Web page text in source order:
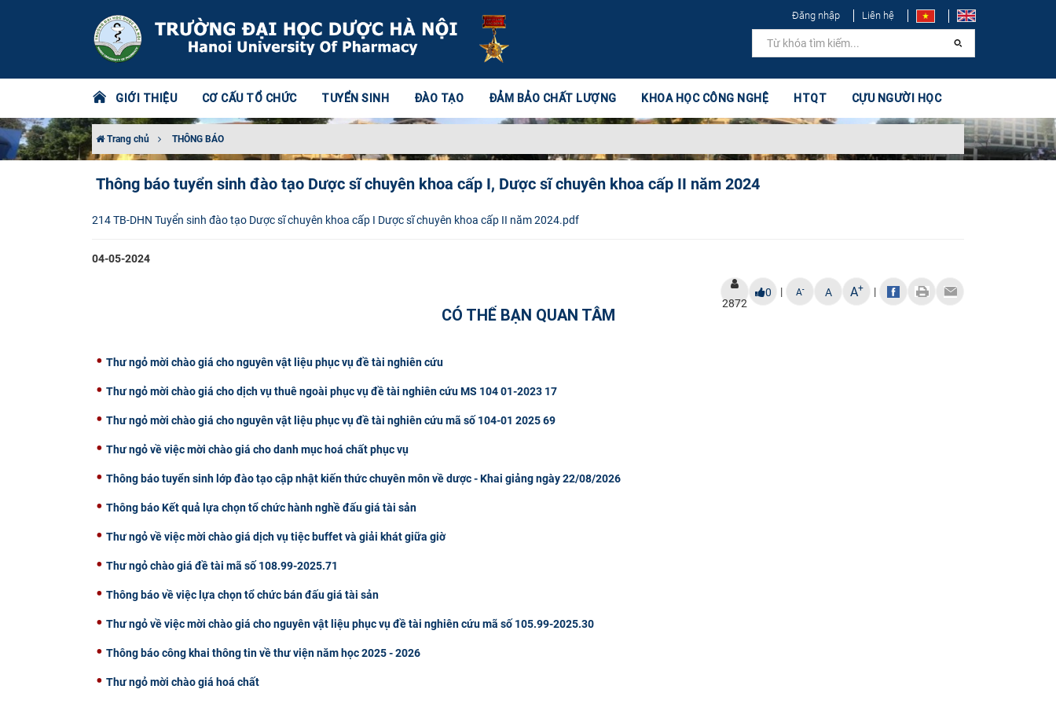
Đăng nhập Liên hệ
GIỚI THIỆU CƠ CẤU TỔ CHỨC TUYỂN SINH ĐÀO TẠO ĐẢM BẢO CHẤT LƯỢNG KHOA HỌC CÔNG NGHỆ HTQT CỰU NGƯỜI HỌC
Trang chủ THÔNG BÁO
Thông báo tuyển sinh đào tạo Dược sĩ chuyên khoa cấp I, Dược sĩ chuyên khoa cấp II năm 2024
214 TB-DHN Tuyển sinh đào tạo Dược sĩ chuyên khoa cấp I Dược sĩ chuyên khoa cấp II năm 2024.pdf
04-05-2024
2872
0 | A- A A+ |
CÓ THỂ BẠN QUAN TÂM
Thư ngỏ mời chào giá cho nguyên vật liệu phục vụ đề tài nghiên cứu
Thư ngỏ mời chào giá cho dịch vụ thuê ngoài phục vụ đề tài nghiên cứu MS 104 01-2023 17
Thư ngỏ mời chào giá cho nguyên vật liệu phục vụ đề tài nghiên cứu mã số 104-01 2025 69
Thư ngỏ về việc mời chào giá cho danh mục hoá chất phục vụ
Thông báo tuyển sinh lớp đào tạo cập nhật kiến thức chuyên môn về dược - Khai giảng ngày 22/08/2026
Thông báo Kết quả lựa chọn tổ chức hành nghề đấu giá tài sản
Thư ngỏ về việc mời chào giá dịch vụ tiệc buffet và giải khát giữa giờ
Thư ngỏ chào giá đề tài mã số 108.99-2025.71
Thông báo về việc lựa chọn tổ chức bán đấu giá tài sản
Thư ngỏ về việc mời chào giá cho nguyên vật liệu phục vụ đề tài nghiên cứu mã số 105.99-2025.30
Thông báo công khai thông tin về thư viện năm học 2025 - 2026
Thư ngỏ mời chào giá hoá chất